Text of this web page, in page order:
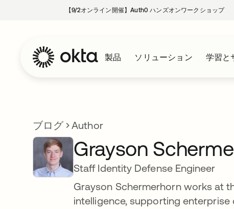
【9/2オンライン開催】Auth0 ハンズオンワークショップ
製品 ソリューション 学習と
ブログ Author
Grayson
Staff Identity Defense Engineer
Grayson Schermerhorn works at
intelligence, supporting